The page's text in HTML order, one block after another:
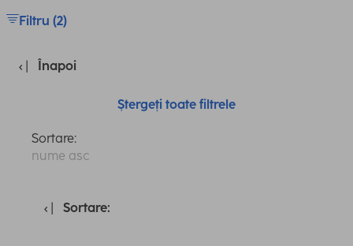
Filtru (2)
Înapoi
Ștergeți toate filtrele
Sortare:
nume asc
Sortare: